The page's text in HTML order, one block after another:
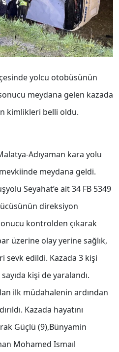
yolcu otobüsünün
meydana gelen kazada
kimlikleri belli oldu.
Adıyaman kara yolu
meydana geldi.
Seyahat’e ait 34 FB 5349
direksiyon
kontrolden çıkarak
üzerine olay yerine sağlık,
sevk edildi. Kazada 3 kişi
kişi de yaralandı.
ilk müdahalenin ardından
Kazada hayatını
Güçlü (9),Bünyamin
Mohamed Ismaıl